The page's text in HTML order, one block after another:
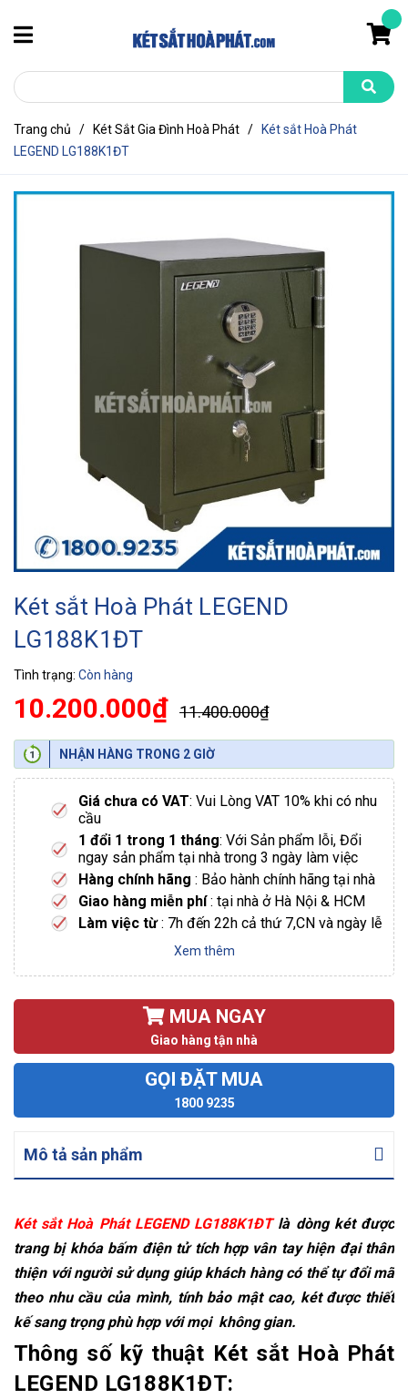
Trang chủ / Két Sắt Gia Đình Hoà Phát /
Két sắt Hoà Phát
LEGEND LG188K1ĐT
Két sắt Hoà Phát LEGEND
LG188K1ĐT
Tình trạng: Còn hàng
10.200.000₫ 11.400.000₫
NHẬN HÀNG TRONG 2 GIỜ
Giá chưa có VAT: Vui Lòng VAT 10% khi có nhu
cầu
1 đổi 1 trong 1 tháng: Với Sản phẩm lỗi, Đổi
ngay sản phẩm tại nhà trong 3 ngày làm việc
Hàng chính hãng : Bảo hành chính hãng tại nhà
Giao hàng miễn phí: tại nhà ở Hà Nội & HCM
Làm việc từ: 7h đến 22h cả thứ 7,CN và ngày lễ
Xem thêm
MUA NGAY
Giao hàng tận nhà
GỌI ĐẶT MUA
1800 9235
Mô tả sản phẩm
Két sắt Hoà Phát LEGEND LG188K1ĐT là dòng két được
trang bị khóa bấm điện tử tích hợp vân tay hiện đại thân
thiện với người sử dụng giúp khách hàng có thể tự đổi mã
theo nhu cầu của mình, tính bảo mật cao, két được thiết
kế sang trọng phù hợp với mọi không gian.
Thông số kỹ thuật Két sắt Hoà Phát
LEGEND LG188K1ĐT: